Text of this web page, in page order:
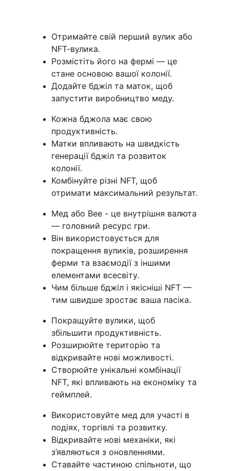
Отримайте свій перший вулик або
NFT‑вулика.
Розмістіть його на фермі — це
стане основою вашої колонії.
Додайте бджіл та маток, щоб
запустити виробництво меду.
Кожна бджола має свою
продуктивність.
Матки впливають на швидкість
генерації бджіл та розвиток
колонії.
Комбінуйте різні NFT, щоб
отримати максимальний результат.
Мед або Bee - це внутрішня валюта
— головний ресурс гри.
Він використовується для
покращення вуликів, розширення
ферми та взаємодії з іншими
елементами всесвіту.
Чим більше бджіл і якісніші NFT —
тим швидше зростає ваша пасіка.
Покращуйте вулики, щоб
збільшити продуктивність.
Розширюйте територію та
відкривайте нові можливості.
Створюйте унікальні комбінації
NFT, які впливають на економіку та
геймплей.
Використовуйте мед для участі в
подіях, торгівлі та розвитку.
Відкривайте нові механіки, які
з’являються з оновленнями.
Ставайте частиною спільноти, що